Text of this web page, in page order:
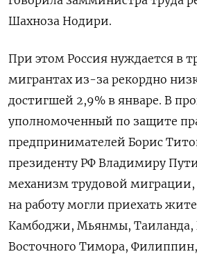
Шахноза Нодири.
При этом Россия нуждается в
мигрантах из-за рекордно
достигшей 2,9% в январе. В
уполномоченный по защите
предпринимателей Борис
президенту РФ Владимиру
механизм трудовой миграции,
на работу могли приехать
Камбоджи, Мьянмы, Таиланда,
Восточного Тимора,